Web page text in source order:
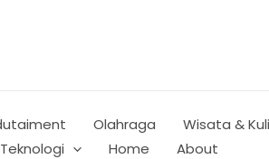
Olahraga Wisata &
Teknologi Home About